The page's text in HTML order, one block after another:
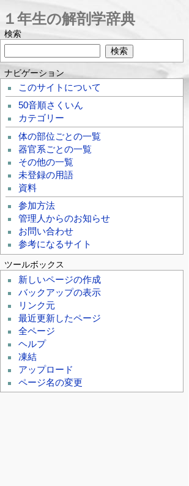
１年生の解剖学辞典
検索
ナビゲーション
このサイトについて
50音順さくいん
カテゴリー
体の部位ごとの一覧
器官系ごとの一覧
その他の一覧
未登録の用語
資料
参加方法
管理人からのお知らせ
お問い合わせ
参考になるサイト
ツールボックス
新しいページの作成
バックアップの表示
リンク元
最近更新したページ
全ページ
ヘルプ
凍結
アップロード
ページ名の変更